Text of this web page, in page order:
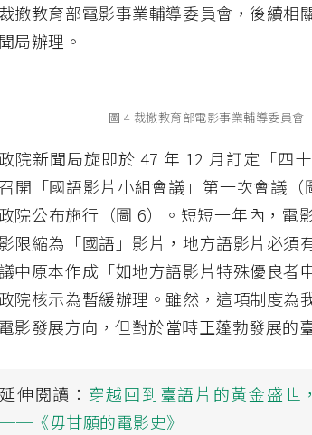
撤教育部電影事業輔導委員會，後續相
局辦理。
圖 4 裁撤教育部電影事業輔導委員會
院新聞局旋即於 47 年 12 月訂定「四
開「國語影片小組會議」第一次會議
院公布施行（圖 6）。短短一年內，電
限縮為「國語」影片，地方語影片必須
中原本作成「如地方語影片特殊優良者
院核示為暫緩辦理。雖然，這項制度為
影發展方向，但對於當時正蓬勃發展的
延伸閱讀： 穿越回到臺語片的黃金盛世
──《毋甘願的電影史》